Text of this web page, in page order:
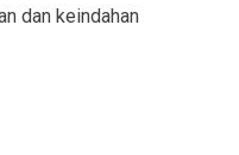
dan keindahan